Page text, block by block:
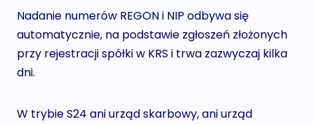
Nadanie numerów REGON i NIP odbywa się
automatycznie, na podstawie zgłoszeń złożonych
przy rejestracji spółki w KRS i trwa zazwyczaj kilka
dni.
W trybie S24 ani urząd skarbowy, ani urząd